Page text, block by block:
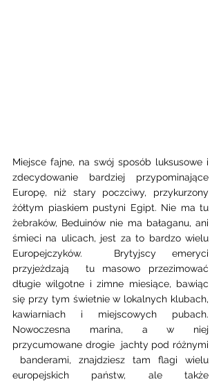
Miejsce fajne, na swój sposób luksusowe i
zdecydowanie bardziej przypominające
Europę, niż stary poczciwy, przykurzony
żółtym piaskiem pustyni Egipt. Nie ma tu
żebraków, Beduinów nie ma bałaganu, ani
śmieci na ulicach, jest za to bardzo wielu
Europejczyków.  Brytyjscy emeryci
przyjeżdzają  tu masowo przezimować
długie wilgotne i zimne miesiące, bawiąc
się przy tym świetnie w lokalnych klubach,
kawiarniach i miejscowych pubach.
Nowoczesna marina, a w niej
przycumowane drogie  jachty pod różnymi
banderami, znajdziesz tam flagi wielu
europejskich państw, ale także